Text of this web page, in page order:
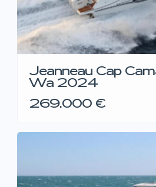
Jeanneau Cap
Wa 2024
269.000 €